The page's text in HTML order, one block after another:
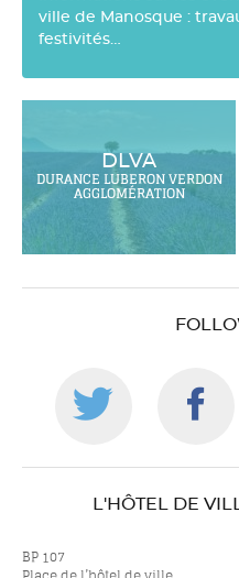
ville de Manosque :
festivités…
DLVA
DURANCE LUBERON VERDON
AGGLOMÉRATION
Follow
us
on
L'HÔTEL DE
BP 107